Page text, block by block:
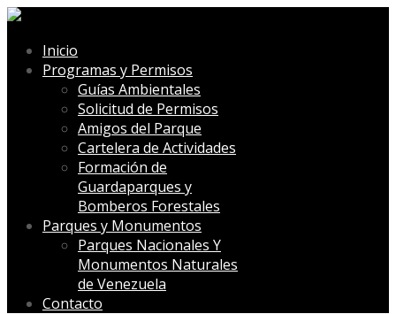
Inicio
Programas y Permisos
Guías Ambientales
Solicitud de Permisos
Amigos del Parque
Cartelera de Actividades
Formación de
Guardaparques y
Bomberos Forestales
Parques y Monumentos
Parques Nacionales Y
Monumentos Naturales
de Venezuela
Contacto